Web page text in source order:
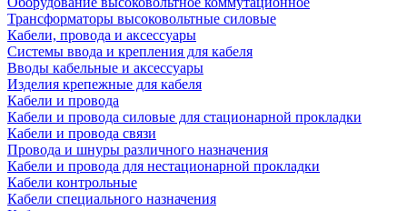
Трансформаторы высоковольтные силовые
Кабели, провода и аксессуары
Системы ввода и крепления для кабеля
Вводы кабельные и аксессуары
Изделия крепежные для кабеля
Кабели и провода
Кабели и провода силовые для стационарной прокладки
Кабели и провода связи
Провода и шнуры различного назначения
Кабели и провода для нестационарной прокладки
Кабели контрольные
Кабели специального назначения